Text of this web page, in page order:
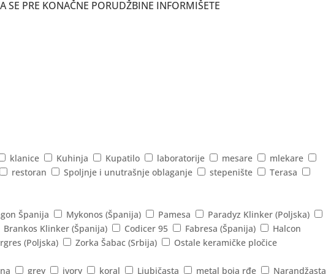
PRE KONAČNE PORUDŽBINE INFORMIŠETE
klanice Kuhinja Kupatilo laboratorije mesare
mlekare
restoran Spoljnje i unutrašnje oblaganje stepenište
Terasa
Španija Mykonos (Španija) Pamesa
Paradyz Klinker (Poljska)
Brankos Klinker (Španija) Codicer 95 Fabresa (Španija)
Halcon
(Poljska) Zorka Šabac (Srbija)
Ostale keramičke pločice
grey ivory koral Ljubičasta metal boja rđe Narandžasta